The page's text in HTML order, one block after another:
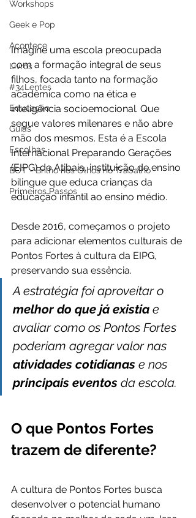
Workshops
Geek e Pop
Acontece
Livros
#34Lentes
Educação
Guias
Escolhas
BOT - Brilho nos Olhos no Trabalho
Primeiros Passos
Imagine uma escola preocupada
com a formação integral de seus
filhos, focada tanto na formação
acadêmica como na ética e
inteligência socioemocional. Que
segue valores milenares e não abre
mão dos mesmos. Esta é a Escola
Internacional Preparando Gerações
(EIPG) de Atibaia, instituição de ensino
bilingue que educa crianças da
educação infantil ao ensino médio.
Desde 2016, começamos o projeto
para adicionar elementos culturais de
Pontos Fortes à cultura da EIPG,
preservando sua essência.
A estratégia foi aproveitar o
melhor do que já existia e
avaliar como os Pontos Fortes
poderiam agregar valor nas
atividades cotidianas e nos
principais eventos da escola.
O que Pontos Fortes
trazem de diferente?
A cultura de Pontos Fortes busca
desenvolver o potencial humano